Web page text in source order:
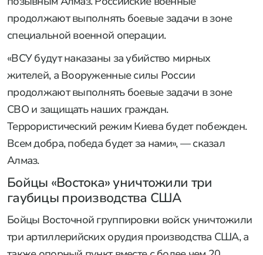
«Центр» ликвидировал
наемников ВСУ в ДНР: успехи
ВС РФ к утру 6 августа
Бойцы «Ахмата» отправили на позиции
ВСУ снаряд с надписью «За Геленджик»
Военнослужащие расчета гаубицы Д-30 группы
«Пресса»спецназа «Ахмат»нанесли удар по
позициям Вооруженных сил Украины на Сумском
направлении снарядом с надписью «За
Геленджик», рассказал боец подразделения с
позывным Алмаз. Российские военные
продолжают выполнять боевые задачи в зоне
специальной военной операции.